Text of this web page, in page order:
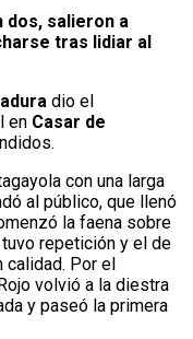
dos, salieron a
tras lidiar al
dio el
en Casar de
con una larga
al público, que llenó
la faena sobre
repetición y el de
Por el
volvió a la diestra
y paseó la primera